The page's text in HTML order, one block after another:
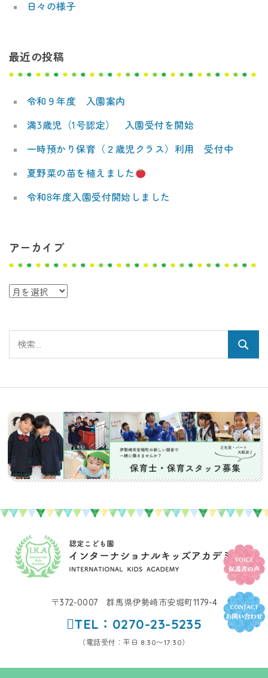
日々の様子
最近の投稿
令和９年度 入園案内
満3歳児（1号認定） 入園受付を開始
一時預かり保育（２歳児クラス）利用 受付中
夏野菜の苗を植えました
令和8年度入園受付開始しました
アーカイブ
ア
カ
イ
検
索:
検
〒372-0007 群馬県伊勢崎市安堀町1179-4
TEL：0270-23-5235
（電話受付：平日 8:30〜17:30）